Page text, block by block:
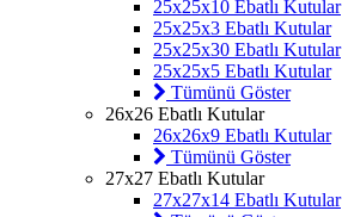
25x25x10 Ebatlı Kutular
25x25x3 Ebatlı Kutular
25x25x30 Ebatlı Kutular
25x25x5 Ebatlı Kutular
Tümünü Göster
26x26 Ebatlı Kutular
26x26x9 Ebatlı Kutular
Tümünü Göster
27x27 Ebatlı Kutular
27x27x14 Ebatlı Kutular